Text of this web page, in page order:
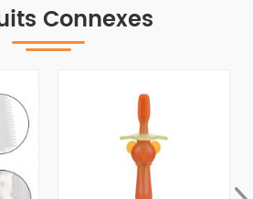
Connexes